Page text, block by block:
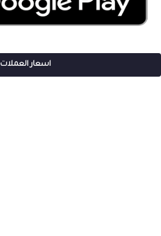
اسعار العملات